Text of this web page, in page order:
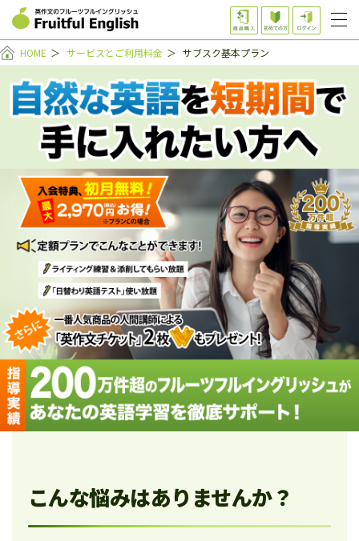
HOME ＞ サービスとご利用料金 ＞ サブスク基本プラン
こんな悩みはありませんか？